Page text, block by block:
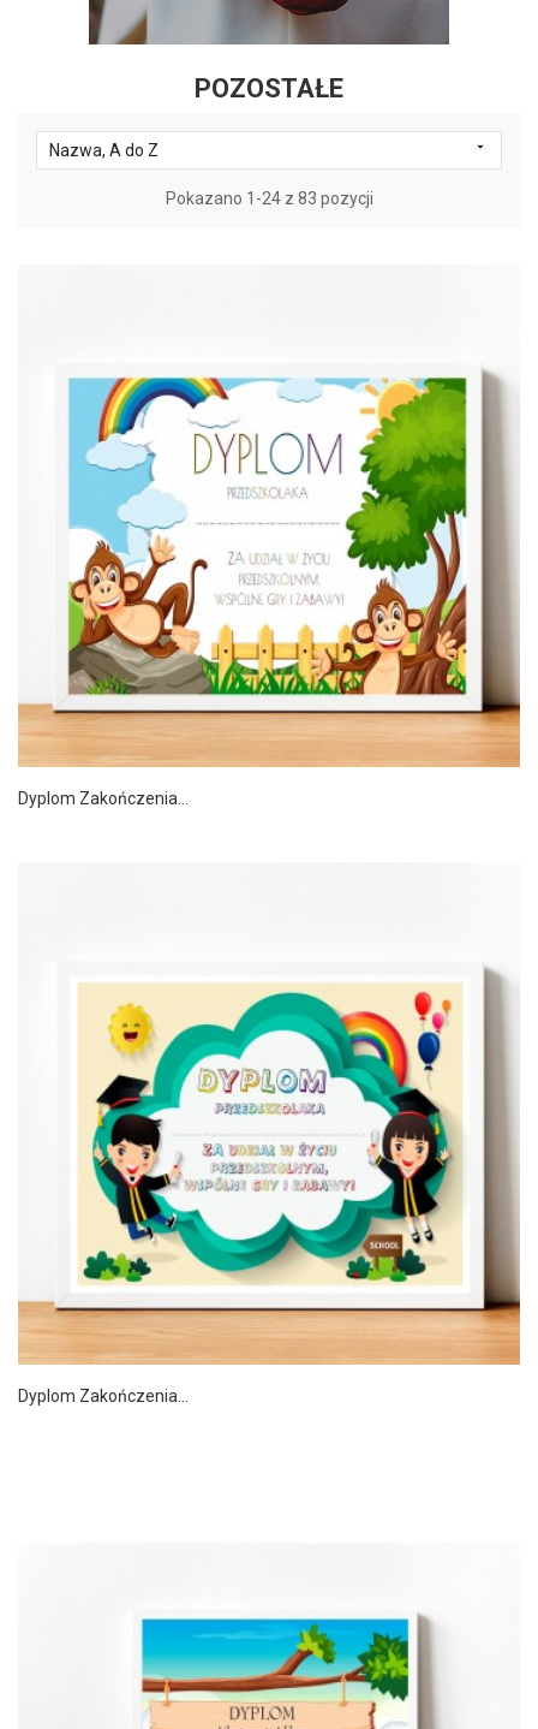
POZOSTAŁE
Nazwa, A do Z 
Pokazano 1-24 z 83 pozycji
Dyplom Zakończenia...
Dyplom Zakończenia...